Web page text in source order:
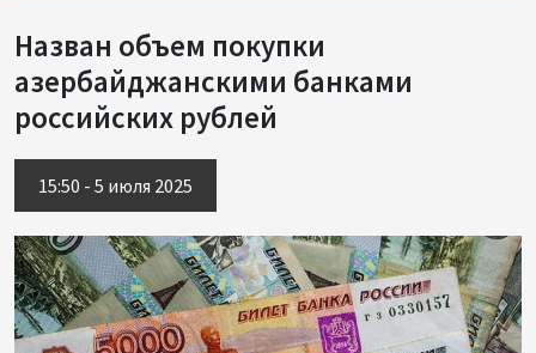
Назван объем покупки
азербайджанскими банками
российских рублей
15:50 - 5 июля 2025